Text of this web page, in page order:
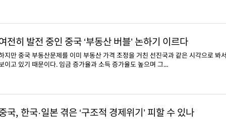
전히 발전 중인 중국 ‘부동산 버블’ 논하기 이르다
지만 중국 부동산문제를 이미 부동산 가격 조정을 거친 선진국과 같은 시각으로
이고 있기 때문이다. 임금 증가율과 소득 증가율도 높으며 그...
국, 한국·일본 겪은 ‘구조적 경제위기’ 피할 수 있나